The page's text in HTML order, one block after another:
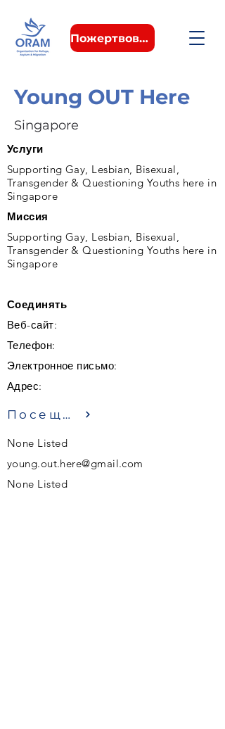
Пожертвовать
Young OUT Here
Singapore
Услуги
Supporting Gay, Lesbian, Bisexual,
Transgender & Questioning Youths here in
Singapore
Миссия
Supporting Gay, Lesbian, Bisexual,
Transgender & Questioning Youths here in
Singapore
Соединять
Веб-сайт:
Телефон:
Электронное письмо:
Адрес:
Посещение
None Listed
young.out.here@gmail.com
None Listed